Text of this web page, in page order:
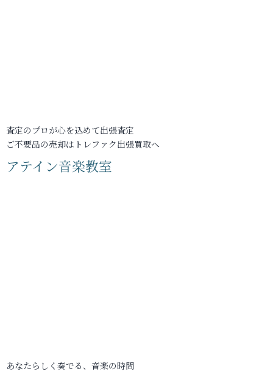
査定のプロが心を込めて出張査定
ご不要品の売却はトレファク出張買取へ
アテイン音楽教室
あなたらしく奏でる、音楽の時間